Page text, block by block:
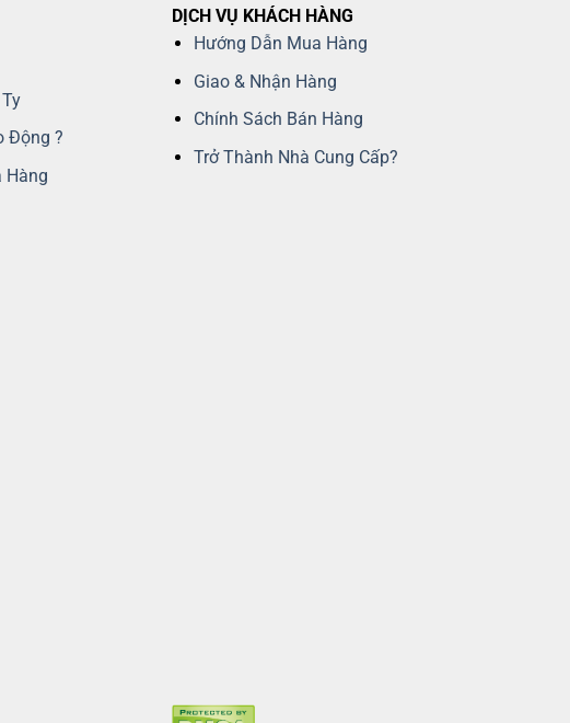
Động ?
Hàng
DỊCH VỤ KHÁCH HÀNG
Hướng Dẫn Mua Hàng
Giao & Nhận Hàng
Chính Sách Bán Hàng
Trở Thành Nhà Cung Cấp?